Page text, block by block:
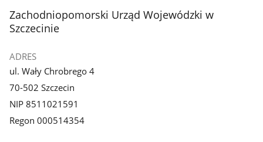
stopka
Zachodniopomorski Urząd Wojewódzki w
Szczecinie
ADRES
ul. Wały Chrobrego 4
70-502 Szczecin
NIP 8511021591
Regon 000514354